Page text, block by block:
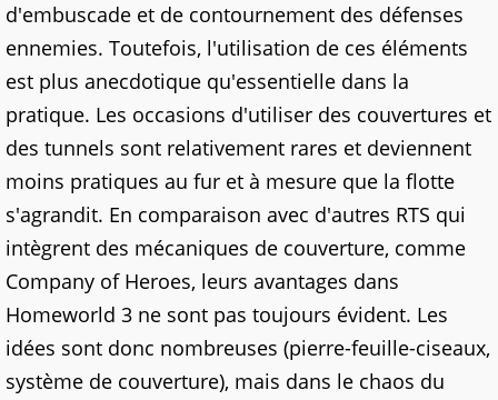
d'embuscade et de contournement des défenses
ennemies. Toutefois, l'utilisation de ces éléments
est plus anecdotique qu'essentielle dans la
pratique. Les occasions d'utiliser des couvertures et
des tunnels sont relativement rares et deviennent
moins pratiques au fur et à mesure que la flotte
s'agrandit. En comparaison avec d'autres RTS qui
intègrent des mécaniques de couverture, comme
Company of Heroes, leurs avantages dans
Homeworld 3 ne sont pas toujours évident. Les
idées sont donc nombreuses (pierre-feuille-ciseaux,
système de couverture), mais dans le chaos du